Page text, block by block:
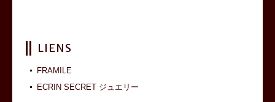
LIENS
FRAMILE
ECRIN SECRET ジュエリー